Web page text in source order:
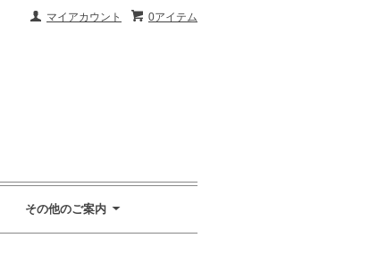
0アイテム
マイアカウント
その他のご案内